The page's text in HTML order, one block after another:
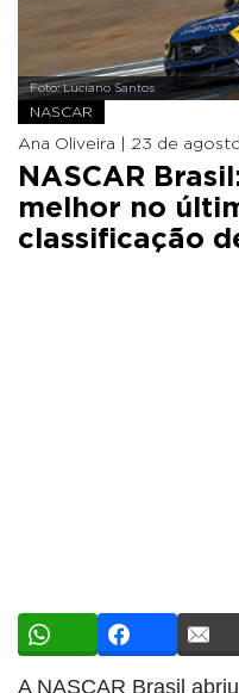
Foto: Luciano Santos
NASCAR
Ana Oliveira | 23 de
NASCAR
melhor no
classificação
A NASCAR Brasil